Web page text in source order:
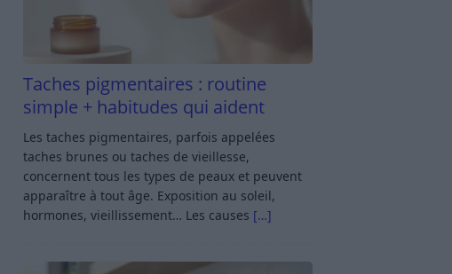
Taches pigmentaires : routine
simple + habitudes qui aident
Les taches pigmentaires, parfois appelées
taches brunes ou taches de vieillesse,
concernent tous les types de peaux et peuvent
apparaître à tout âge. Exposition au soleil,
hormones, vieillissement… Les causes […]